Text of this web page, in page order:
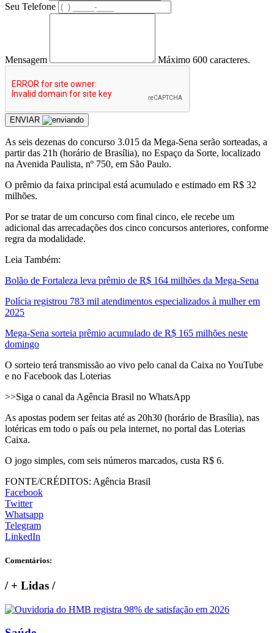
Seu Telefone
Mensagem Máximo 600 caracteres.
ENVIAR
As seis dezenas do concurso 3.015 da Mega-Sena serão sorteadas, a
partir das 21h (horário de Brasília), no Espaço da Sorte, localizado
na Avenida Paulista, nº 750, em São Paulo.
O prêmio da faixa principal está acumulado e estimado em R$ 32
milhões.
Por se tratar de um concurso com final cinco, ele recebe um
adicional das arrecadações dos cinco concursos anteriores, conforme
regra da modalidade.
Leia Também:
Bolão de Fortaleza leva prêmio de R$ 164 milhões da Mega-Sena
Polícia registrou 783 mil atendimentos especializados à mulher em
2025
Mega-Sena sorteia prêmio acumulado de R$ 165 milhões neste
domingo
O sorteio terá transmissão ao vivo pelo canal da Caixa no YouTube
e no Facebook das Loterias
>>Siga o canal da Agência Brasil no WhatsApp
As apostas podem ser feitas até as 20h30 (horário de Brasília), nas
lotéricas em todo o país ou pela internet, no portal das Loterias
Caixa.
O jogo simples, com seis números marcados, custa R$ 6.
FONTE/CRÉDITOS: Agência Brasil
Facebook
Twitter
Whatsapp
Telegram
LinkedIn
Comentários:
/+ Lidas /